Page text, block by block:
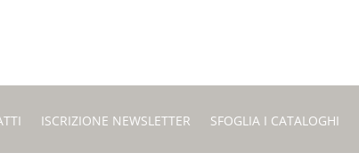
ISCRIZIONE NEWSLETTER SFOGLIA I CATALOGHI